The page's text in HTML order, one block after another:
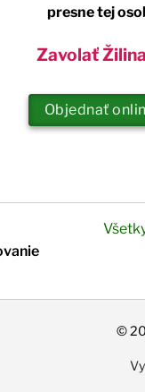
presne tej
Zavolať Žilina
Objednať
©